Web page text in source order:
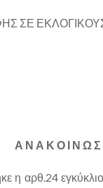
ΣΕ
Α Ν Α Κ Ο Ι Ν Ω